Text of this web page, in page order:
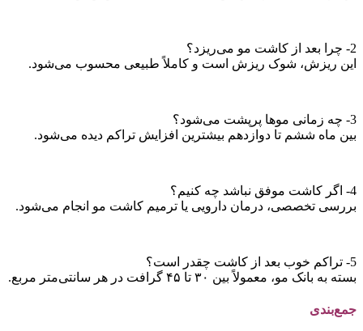
2- چرا بعد از کاشت مو می‌ریزد؟
این ریزش، شوک ریزش است و کاملاً طبیعی محسوب می‌شود.
3- چه زمانی موها پرپشت می‌شود؟
بین ماه ششم تا دوازدهم بیشترین افزایش تراکم دیده می‌شود.
4- اگر کاشت موفق نباشد چه کنیم؟
بررسی تخصصی، درمان دارویی یا ترمیم کاشت مو انجام می‌شود.
5- تراکم خوب بعد از کاشت چقدر است؟
بسته به بانک مو، معمولاً بین ۳۰ تا ۴۵ گرافت در هر سانتی‌متر مربع.
جمع‌بندی